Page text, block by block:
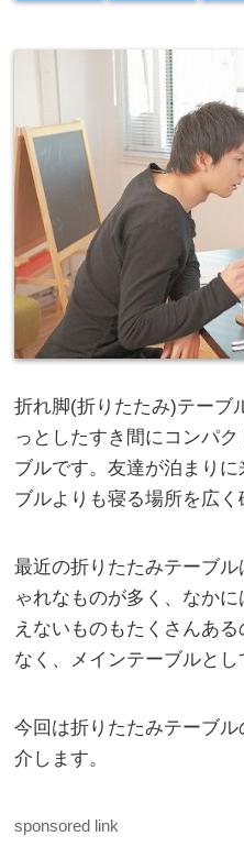
折れ脚(折りたたみ)テーブ
っとしたすき間にコンパ
ブルです。友達が泊まり
ブルよりも寝る場所を広く
最近の折りたたみテーブ
ゃれなものが多く、なか
えないものもたくさんあ
なく、メインテーブルとし
今回は折りたたみテーブ
介します。
sponsored link